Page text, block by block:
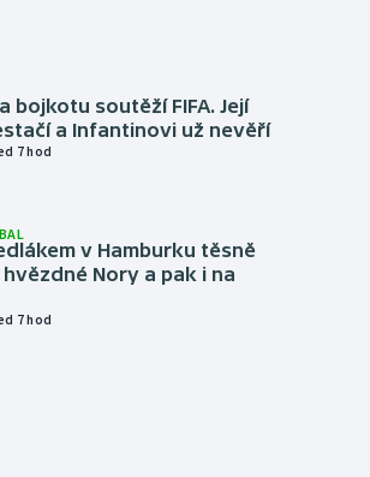
bojkotu soutěží FIFA. Její
a Infantinovi už nevěří
7 hod
v Hamburku těsně
Nory a pak i na
7 hod